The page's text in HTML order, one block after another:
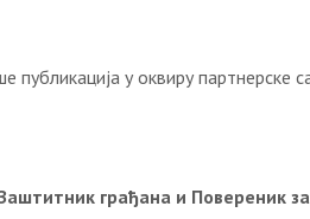
публикација у оквиру
грађана и Повереник